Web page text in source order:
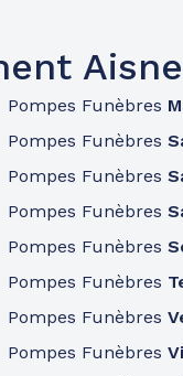
Aisne
Pompes Funèbres
Pompes Funèbres
Pompes Funèbres
Pompes Funèbres
Pompes Funèbres
Pompes Funèbres
Pompes Funèbres
Pompes Funèbres